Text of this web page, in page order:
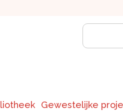
Gewestelijke